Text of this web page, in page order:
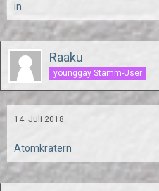
in
Raaku
younggay Stamm-User
14. Juli 2018
Atomkratern